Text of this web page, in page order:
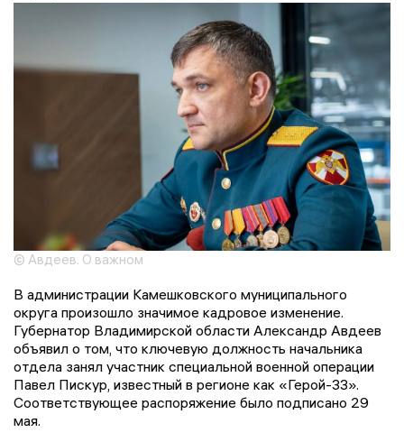
© Авдеев. О важном
В администрации Камешковского муниципального
округа произошло значимое кадровое изменение.
Губернатор Владимирской области Александр Авдеев
объявил о том, что ключевую должность начальника
отдела занял участник специальной военной операции
Павел Пискур, известный в регионе как «Герой-33».
Соответствующее распоряжение было подписано 29
мая.